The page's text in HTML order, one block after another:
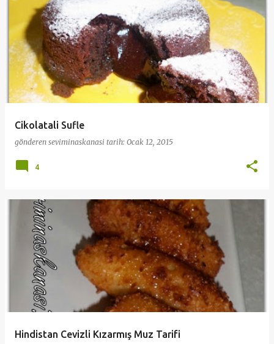
Cikolatali Sufle
gönderen seviminaskanasi tarih: Ocak 12, 2015
4
Hindistan Cevizli Kızarmış Muz Tarifi